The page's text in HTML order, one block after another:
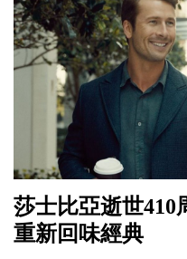
莎士比亞逝世410
重新回味經典